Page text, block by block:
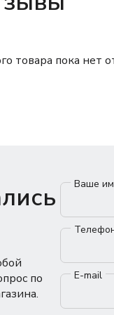
товара пока нет
по
Ваше
E-mail